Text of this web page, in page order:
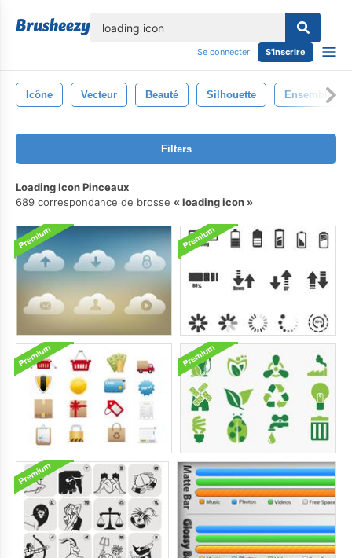
Se connecter S'inscrire
Icône Vecteur Beauté Silhouette Ensemble
Filters
Loading Icon Pinceaux
689 correspondance de brosse
loading icon